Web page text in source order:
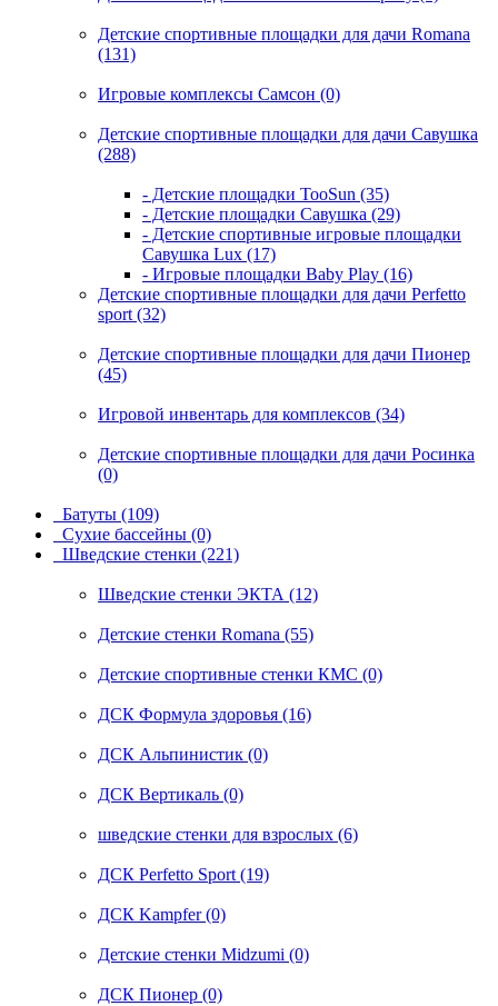
Детские спортивные площадки для дачи Romana
(131)
Игровые комплексы Самсон (0)
Детские спортивные площадки для дачи Савушка
(288)
- Детские площадки TooSun (35)
- Детские площадки Савушка (29)
- Детские спортивные игровые площадки
Савушка Lux (17)
- Игровые площадки Baby Play (16)
Детские спортивные площадки для дачи Perfetto
sport (32)
Детские спортивные площадки для дачи Пионер
(45)
Игровой инвентарь для комплексов (34)
Детские спортивные площадки для дачи Росинка
(0)
Батуты (109)
Сухие бассейны (0)
Шведские стенки (221)
Шведские стенки ЭКТА (12)
Детские стенки Romana (55)
Детские спортивные стенки КМС (0)
ДСК Формула здоровья (16)
ДСК Альпинистик (0)
ДСК Вертикаль (0)
шведские стенки для взрослых (6)
ДСК Perfetto Sport (19)
ДСК Kampfer (0)
Детские стенки Midzumi (0)
ДСК Пионер (0)